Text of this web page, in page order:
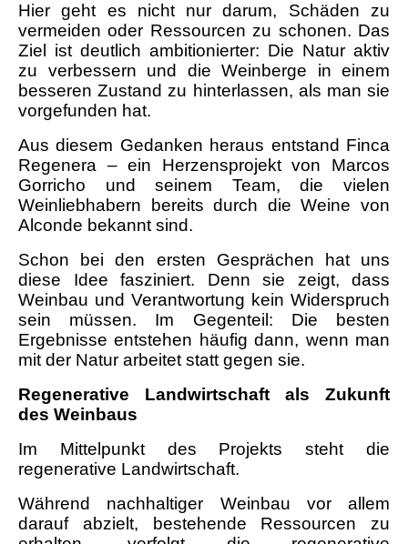
Hier geht es nicht nur darum, Schäden zu
vermeiden oder Ressourcen zu schonen. Das
Ziel ist deutlich ambitionierter: Die Natur aktiv
zu verbessern und die Weinberge in einem
besseren Zustand zu hinterlassen, als man sie
vorgefunden hat.
Aus diesem Gedanken heraus entstand Finca
Regenera – ein Herzensprojekt von Marcos
Gorricho und seinem Team, die vielen
Weinliebhabern bereits durch die Weine von
Alconde bekannt sind.
Schon bei den ersten Gesprächen hat uns
diese Idee fasziniert. Denn sie zeigt, dass
Weinbau und Verantwortung kein Widerspruch
sein müssen. Im Gegenteil: Die besten
Ergebnisse entstehen häufig dann, wenn man
mit der Natur arbeitet statt gegen sie.
Regenerative Landwirtschaft als Zukunft
des Weinbaus
Im Mittelpunkt des Projekts steht die
regenerative Landwirtschaft.
Während nachhaltiger Weinbau vor allem
darauf abzielt, bestehende Ressourcen zu